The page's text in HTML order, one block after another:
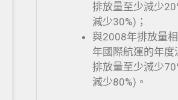
排放量至少減少
減少30%)；
與2008年排放量
年國際航運的年度
排放量至少減少
減少80%)。